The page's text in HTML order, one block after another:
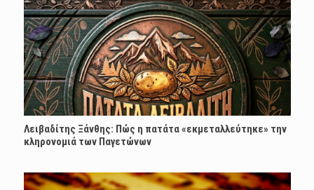
Λειβαδίτης Ξάνθης: Πώς η πατάτα «εκμεταλλεύτηκε» την
κληρονομιά των Παγετώνων